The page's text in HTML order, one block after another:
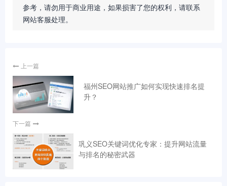
参考，请勿用于商业用途，如果损害了您的权利，请联系
网站客服处理。
上一篇
福州SEO网站推广如何实现快速排名提
升？
下一篇
巩义SEO关键词优化专家：提升网站流量
与排名的秘密武器